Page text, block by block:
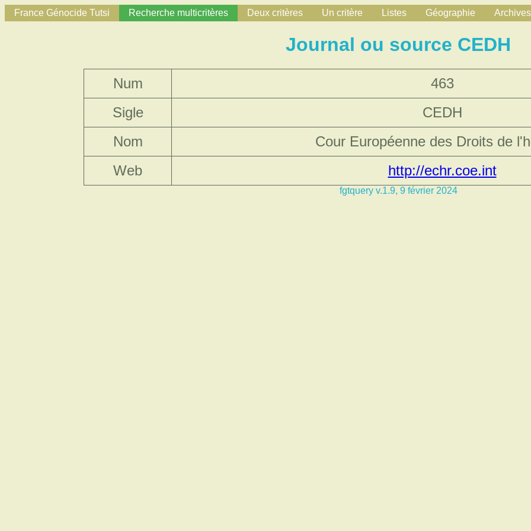
France Génocide Tutsi Recherche multicritères Deux critères Un critère Listes Géographie Archives
Journal ou source CEDH
Num
463
Sigle
CEDH
Nom
Cour Européenne des Droits de
Web
http://echr.coe.int
fgtquery v.1.9, 9 février 2024